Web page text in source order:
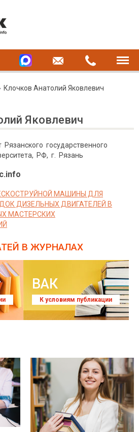
Клочков Анатолий Яковлевич
Яковлевич
государственного
РФ, г. Рязань
МАШИНЫ ДЛЯ
ДИЗЕЛЬНЫХ ДВИГАТЕЛЕЙ В
МАСТЕРСКИХ
В ЖУРНАЛАХ
ВАК
К условиям публикации